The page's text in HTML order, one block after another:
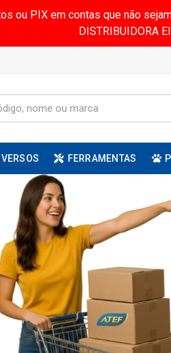
ou PIX em contas que não
DISTRIBUIDORA
FERRAMENTAS